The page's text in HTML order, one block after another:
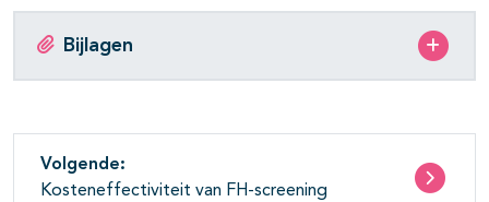
Bijlagen
Volgende:
Kosteneffectiviteit van FH-screening